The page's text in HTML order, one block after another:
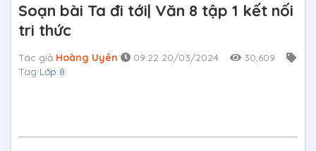
Soạn bài Ta đi tới| Văn 8 tập 1 kết nối
tri thức
Tác giả Hoàng Uyên 09:22 20/03/2024
30,609
Tag Lớp 8